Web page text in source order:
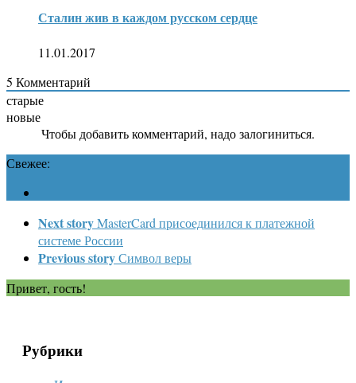
Сталин жив в каждом русском сердце
11.01.2017
5 Комментарий
старые
новые
Чтобы добавить комментарий, надо залогиниться.
Свежее:
Next storyMasterCard присоединился к платежной
системе России
Previous storyСимвол веры
Привет, гость!
Рубрики